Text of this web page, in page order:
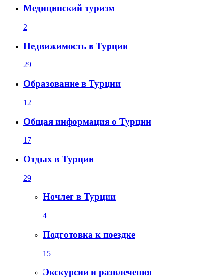
Медицинский туризм
2
Недвижимость в Турции
29
Образование в Турции
12
Общая информация о Турции
17
Отдых в Турции
29
Ночлег в Турции
4
Подготовка к поездке
15
Экскурсии и развлечения